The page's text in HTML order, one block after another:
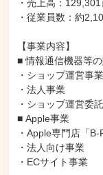
・売上高：
・従業員数：約
【事業内容】
■ 情報通信機器等
・ショップ運営事業
・法人事業
・ショップ運営委
■ Apple事業
・Apple専門店「
・法人向け事業
・ECサイト事業